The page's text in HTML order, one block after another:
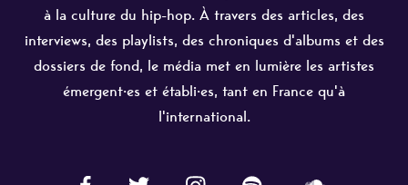
à la culture du hip-hop. À travers des articles, des
interviews, des playlists, des chroniques d'albums et des
dossiers de fond, le média met en lumière les artistes
émergent·es et établi·es, tant en France qu'à
l'international.